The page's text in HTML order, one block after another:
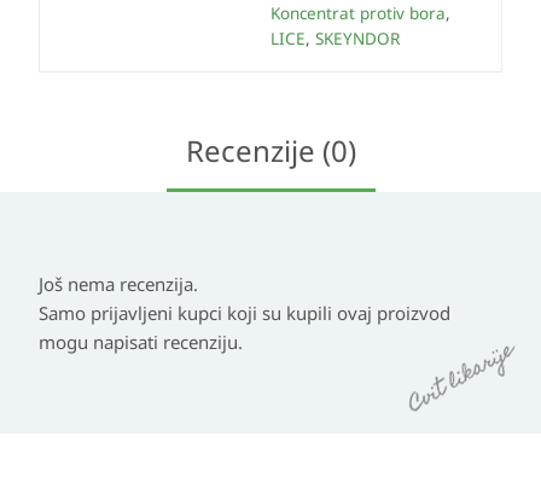
Koncentrat protiv bora,
LICE, SKEYNDOR
Recenzije (0)
Još nema recenzija.
Samo prijavljeni kupci koji su kupili ovaj proizvod
mogu napisati recenziju.